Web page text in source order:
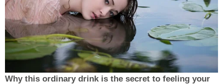
Why this ordinary drink is the secret to feeling your